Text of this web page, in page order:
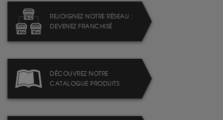
REJOIGNEZ NOTRE RÉSEAU :
DEVENEZ FRANCHISÉ
DÉCOUVREZ NOTRE
CATALOGUE PRODUITS